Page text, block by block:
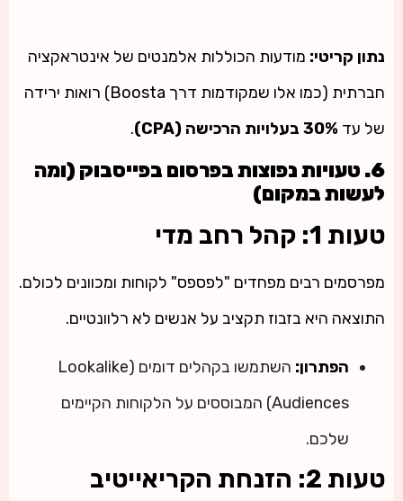
נתון קריטי: מודעות הכוללות אלמנטים של אינטראקציה
חברתית (כמו אלו שמקודמות דרך Boosta) רואות ירידה
של עד 30% בעלויות הרכישה (CPA) .
6. טעויות נפוצות בפרסום בפייסבוק (ומה
לעשות במקום)
טעות 1: קהל רחב מדי
מפרסמים רבים מפחדים "לפספס" לקוחות ומכוונים לכולם.
התוצאה היא בזבוז תקציב על אנשים לא רלוונטיים.
הפתרון:
השתמשו בקהלים דומים (Lookalike
Audiences) המבוססים על הלקוחות הקיימים
שלכם.
טעות 2: הזנחת הקריאייטיב